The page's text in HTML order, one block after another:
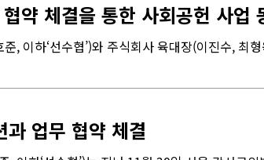
약 체결을 통한 사회공헌 사업
, 이하‘선수협’)와 주식회사 육대장(이진수, 최
과 업무 협약 체결